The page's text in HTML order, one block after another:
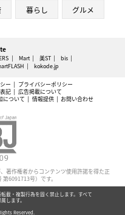
暮らし グルメ
Mart 美ST
bis
kokode.jp
ー
プライバシーポリシー
記
広告掲載について
について 情報提供 お問い合わせ
著作権者からコンテンツ使用許諾を得た正
6091713号）です。
載・複製行為を固く禁止します。すべて
します。
Reserved.